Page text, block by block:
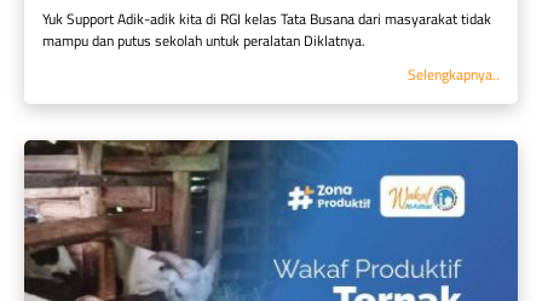
Yuk Support Adik-adik kita di RGI kelas Tata Busana dari masyarakat tidak
mampu dan putus sekolah untuk peralatan Diklatnya.
Selengkapnya..